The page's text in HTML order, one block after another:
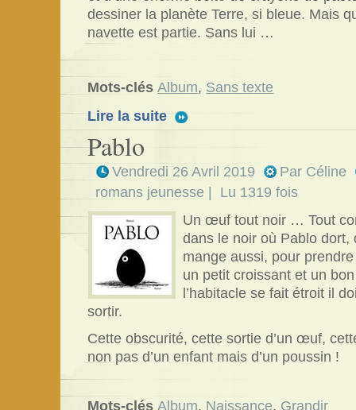
dessiner la planète Terre, si bleue. Mais
navette est partie. Sans lui …
Mots-clésAlbum, Sans texte
Lire la suite
Pablo
Vendredi 26 Avril 2019 Par Céline
romans jeunesse
| Lu 1319 fois
Un œuf tout noir … Tout
dans le noir où Pablo dort,
mange aussi, pour
un petit croissant et un
l’habitacle se fait étroit il
sortir.
Cette obscurité, cette sortie d’un œuf,
non pas d’un enfant mais d’un poussin !
Mots-clésAlbum, Naissance, Grandir